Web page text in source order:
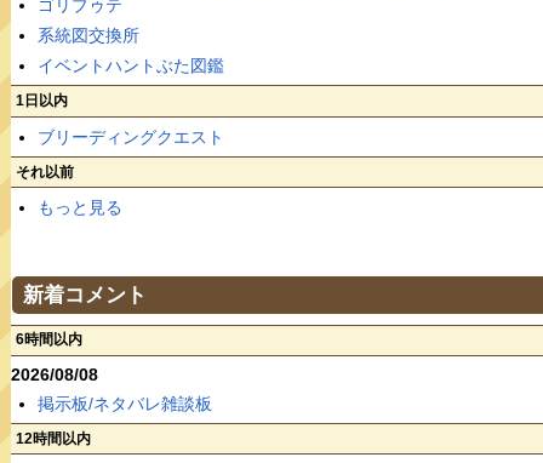
ゴリブゥテ
系統図交換所
イベントハントぶた図鑑
1日以内
ブリーディングクエスト
それ以前
もっと見る
新着コメント
6時間以内
2026/08/08
掲示板/ネタバレ雑談板
12時間以内